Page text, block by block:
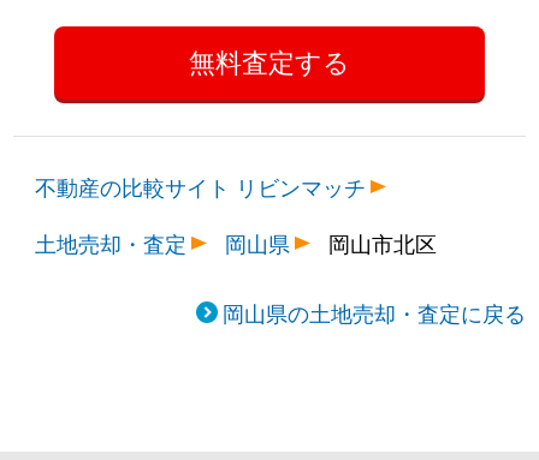
不動産の比較サイト リビンマッチ
土地売却・査定
岡山県 岡山市北区
岡山県の土地売却・査定に戻る